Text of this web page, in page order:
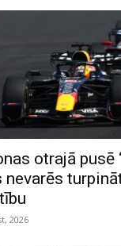
otrajā pusē
nevarēs
2026